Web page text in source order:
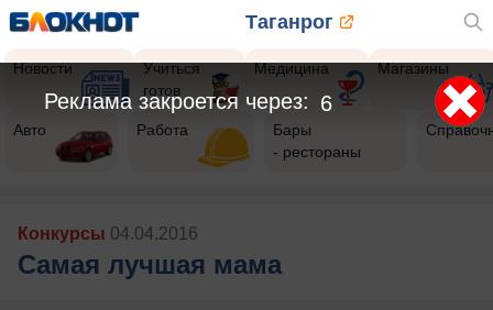
Таганрог
Новости
Учиться
готов
Медицина Магазины
Авто Работа
Бары
- рестораны
Конкурсы 04.04.2016
Самая лучшая мама
6
Реклама закроется через: